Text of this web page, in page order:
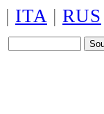
| ITA | RUS